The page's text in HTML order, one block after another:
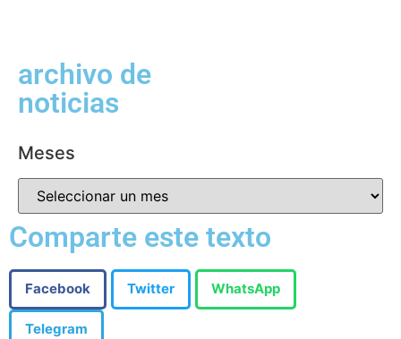
archivo de
noticias
Meses
Comparte este texto
Facebook Twitter WhatsApp
Telegram